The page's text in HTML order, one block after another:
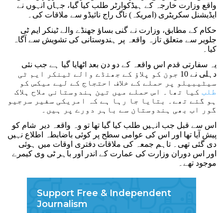
واقع وزارت خارجہ کے ہیڈکوارٹر طلب کیا گیا، جہاں انہوں نے
ایڈیشنل سکریٹری (امریکہ) ناگ راج نائیڈو سے ملاقات کی۔
حکام کے مطابق، وزارت نے گنی بساؤ جھنڈے والے ٹینکر ایم ٹی
جلویر سے متعلق تازہ واقعہ پر ہندوستانی کی تشویش سے آگاہ
کیا۔
یہ سفارتی قدم اس واقعہ کے دو دن بعد اٹھایا گیا ہے جب نئی
دہلی نے 10 جون کو پلاؤ کے جھنڈے والے ٹینکر ایم ٹی
سیٹیبیلو پر حملے کے خلاف احتجاج کے لیے میکس کو
طلب کیا تھا۔ اس حملے میں تین ہندوستانی ملاح ہلاک
ہو گئے تھے۔ بتایا جا رہا ہے کہ امریکی سفیر سرجیو
گور اب بھی ہندوستان سے باہر دورے پر ہیں۔
اس سے قبل جب انہیں طلب کیا گیا تھا تو وہ واقعہ دیر شام کو
پیش آیا تھا اور اس کی عوامی سطح پر کوئی باضابطہ اطلاع نہیں
دی گئی تھی۔ تاہم جمعہ کی ملاقات دفتری اوقات میں ہوئی
اور اس دوران وزارت کی عمارت کے اندر اور باہر ٹی وی کیمرے
موجود تھے۔
Support Free & Independent
Journalism